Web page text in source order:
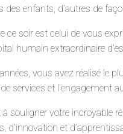
des enfants, d’autres de
ce soir est celui de vous
humain extraordinaire
vous avez réalisé le
services et l’engagement
souligner votre incroyable
d’innovation et